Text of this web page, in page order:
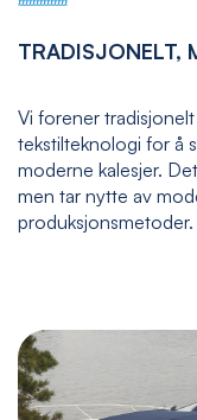
TRADISJONELT,
Vi forener
tekstilteknologi for å
moderne kalesjer.
men tar nytte av
produksjonsmetoder.